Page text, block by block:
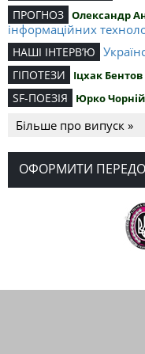
ПРОГНОЗ Олександр
інформаційних
НАШІ ІНТЕРВ’Ю
ГІПОТЕЗИ Іцхак Бентов
SF-ПОЕЗІЯ Юрко Чорній
Більше про випуск »
ОФОРМИТИ